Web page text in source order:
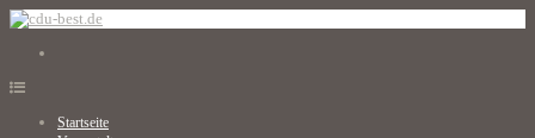
Startseite